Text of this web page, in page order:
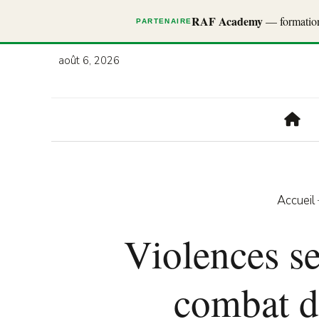
PARTENAIRERAF Academy—
août 6, 2026
Accueil
Violences
combat